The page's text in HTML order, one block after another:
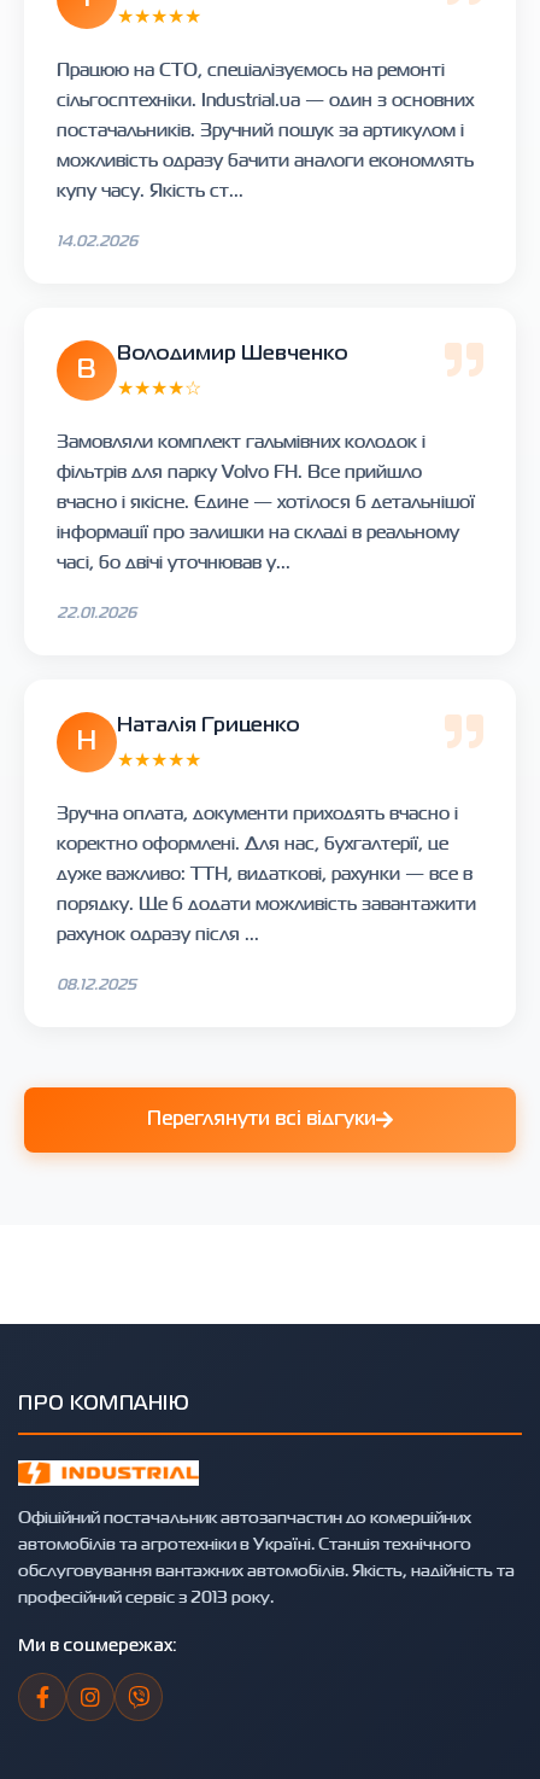
★★★★★
Працюю на СТО, спеціалізуємось на ремонті
сільгосптехніки. Industrial.ua — один з основних
постачальників. Зручний пошук за артикулом і
можливість одразу бачити аналоги економлять
купу часу. Якість ст...
14.02.2026
В
Володимир Шевченко
★★★★☆
Замовляли комплект гальмівних колодок і
фільтрів для парку Volvo FH. Все прийшло
вчасно і якісне. Єдине — хотілося б детальнішої
інформації про залишки на складі в реальному
часі, бо двічі уточнював у...
22.01.2026
Н
Наталія Гриценко
★★★★★
Зручна оплата, документи приходять вчасно і
коректно оформлені. Для нас, бухгалтерії, це
дуже важливо: ТТН, видаткові, рахунки — все в
порядку. Ще б додати можливість завантажити
рахунок одразу після ...
08.12.2025
Переглянути всі відгуки
ПРО КОМПАНІЮ
Офіційний постачальник автозапчастин до комерційних
автомобілів та агротехніки в Україні. Станція технічного
обслуговування вантажних автомобілів. Якість, надійність та
професійний сервіс з 2013 року.
Ми в соцмережах: